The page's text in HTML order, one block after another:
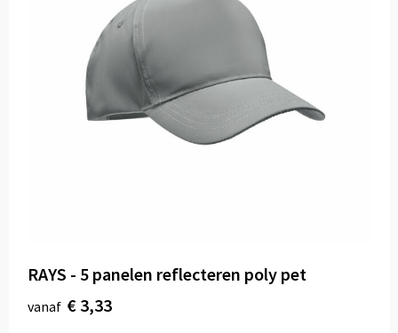
RAYS - 5 panelen reflecteren poly pet
vanaf € 3,33